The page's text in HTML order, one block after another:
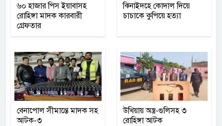
৬০ হাজার পিস ইয়াবাসহ
রোহিঙ্গা মাদক কারবারী
গ্রেফতার
ঝিনাইদহে কোদাল দিয়ে
চাচাকে কুপিয়ে হত্যা
বেনাপোল সীমান্তে মাদক সহ
আটক-৩
উখিয়ায় অস্ত্র-গুলিসহ ৩
রোহিঙ্গা আটক